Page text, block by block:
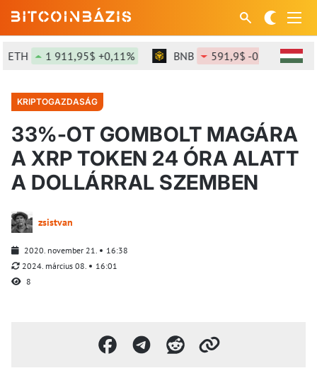
1 911,95$ +0,11% BNB 591,9$ -0,06%
KRIPTOGAZDASÁG
33%-OT GOMBOLT MAGÁRA
A XRP TOKEN 24 ÓRA ALATT
A DOLLÁRRAL SZEMBEN
zsistvan
2020. november 21.
16:38
2024. március 08.
16:01
8